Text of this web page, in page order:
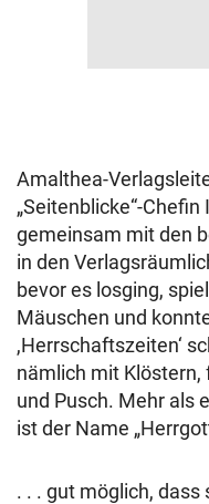
Amalthea-
„Seitenblicke“-
gemeinsam mit den
in den
bevor es losging,
Mäuschen und
,Herrschaftszeiten‘
nämlich mit Klöstern,
und Pusch. Mehr als
ist der Name
. . . gut möglich,